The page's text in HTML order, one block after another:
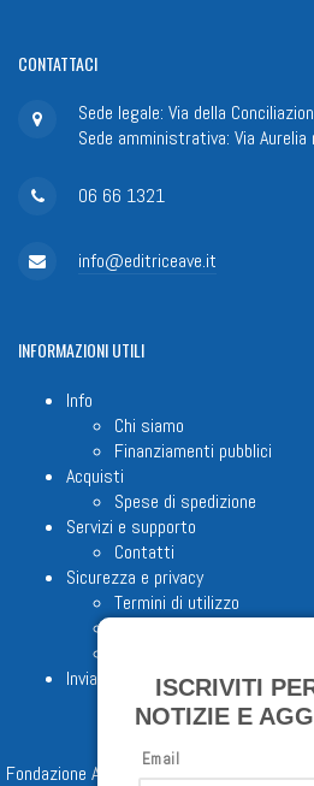
CONTATTACI
Sede legale: Via della
Sede amministrativa: Via
06 66 1321
info@editriceave.it
INFORMAZIONIUTILI
Info
Chi siamo
Finanziamenti pubblici
Acquisti
Spese di spedizione
Servizi e supporto
Contatti
Sicurezza e privacy
Termini di utilizzo
Invia proposta editoriale
Fondazione Apostolicam Actuositatem
ISCRIVITI
NOTIZIE E
Email